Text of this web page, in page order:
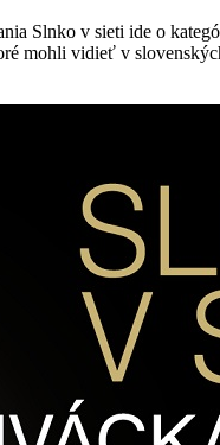
Slnko v sieti ide o
mohli vidieť v